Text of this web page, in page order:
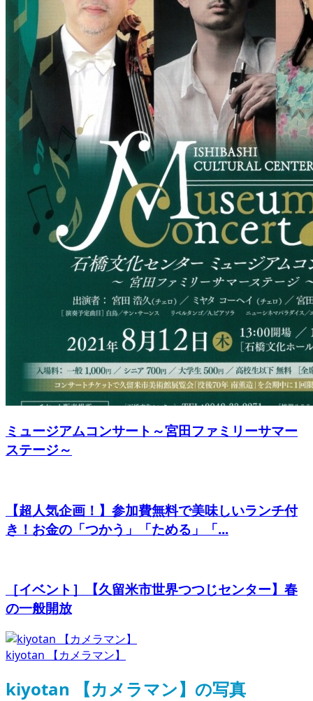
ミュージアムコンサート～宮田ファミリーサマー
ステージ～
【超人気企画！】参加費無料で美味しいランチ付
き！お金の「つかう」「ためる」「...
［イベント］【久留米市世界つつじセンター】春
の一般開放
kiyotan 【カメラマン】
kiyotan 【カメラマン】の写真